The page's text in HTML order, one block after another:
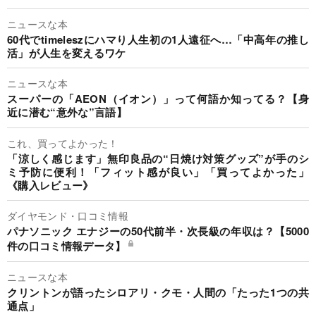
ニュースな本
60代でtimeleszにハマり人生初の1人遠征へ…「中高年の推し
活」が人生を変えるワケ
ニュースな本
スーパーの「AEON（イオン）」って何語か知ってる？【身
近に潜む“意外な”言語】
これ、買ってよかった！
「涼しく感じます」無印良品の“日焼け対策グッズ”が手のシ
ミ予防に便利！「フィット感が良い」「買ってよかった」
《購入レビュー》
ダイヤモンド・口コミ情報
パナソニック エナジーの50代前半・次長級の年収は？【5000
件の口コミ情報データ】
ニュースな本
クリントンが語ったシロアリ・クモ・人間の「たった1つの共
通点」